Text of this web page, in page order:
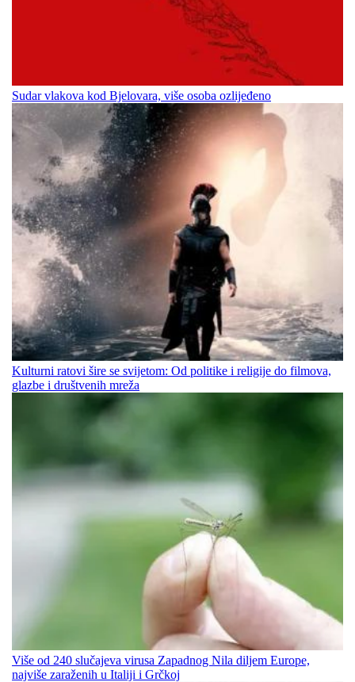
Sudar vlakova kod Bjelovara, više osoba ozlijeđeno
Kulturni ratovi šire se svijetom: Od politike i religije do filmova,
glazbe i društvenih mreža
Više od 240 slučajeva virusa Zapadnog Nila diljem Europe,
najviše zaraženih u Italiji i Grčkoj